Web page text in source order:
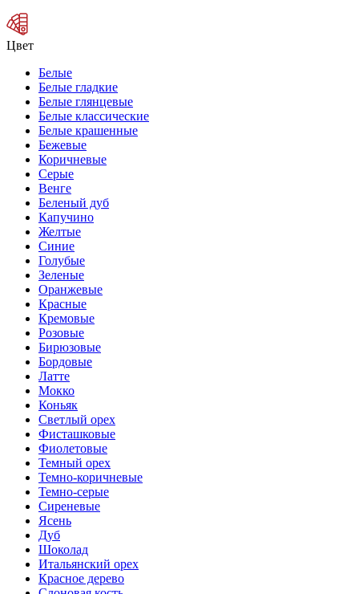
Цвет
Белые
Белые гладкие
Белые глянцевые
Белые классические
Белые крашенные
Бежевые
Коричневые
Серые
Венге
Беленый дуб
Капучино
Желтые
Синие
Голубые
Зеленые
Оранжевые
Красные
Кремовые
Розовые
Бирюзовые
Бордовые
Латте
Мокко
Коньяк
Светлый орех
Фисташковые
Фиолетовые
Темный орех
Темно-коричневые
Темно-серые
Сиреневые
Ясень
Дуб
Шоколад
Итальянский орех
Красное дерево